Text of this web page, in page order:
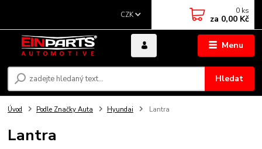
Menu
CZK
Hledat
0 ks
za 0,00 Kč
Úvod Podle Značky Auta Hyundai Lantra
Lantra